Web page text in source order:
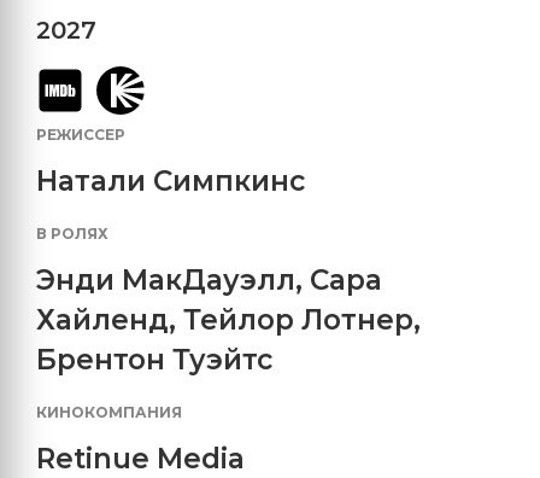
2027
РЕЖИССЕР
Натали Симпкинс
В РОЛЯХ
Энди МакДауэлл, Сара
Хайленд, Тейлор Лотнер,
Брентон Туэйтс
КИНОКОМПАНИЯ
Retinue Media